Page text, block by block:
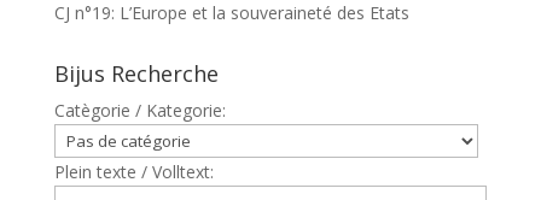
CJ n°19: L’Europe et la souveraineté des Etats
Bijus Recherche
Catègorie / Kategorie:
Plein texte / Volltext: